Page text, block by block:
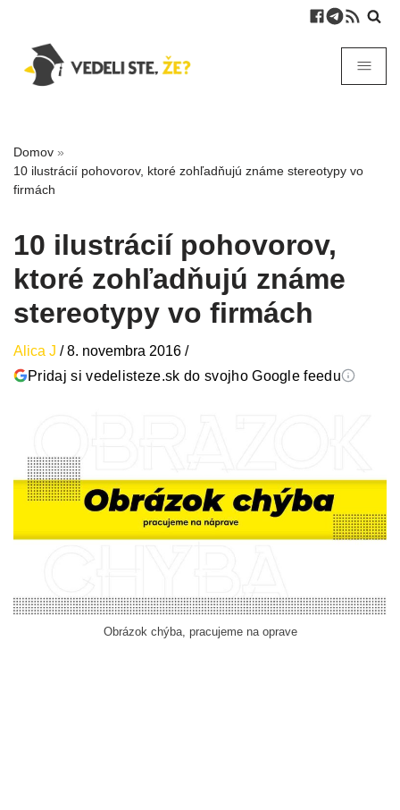
Domov »
10 ilustrácií pohovorov, ktoré zohľadňujú známe stereotypy vo
firmách
10 ilustrácií pohovorov,
ktoré zohľadňujú známe
stereotypy vo firmách
Alica J /8. novembra 2016 /
Pridaj si vedelisteze.sk do svojho Google feedu
Obrázok chýba, pracujeme na oprave